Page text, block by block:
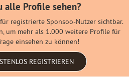
alle Profile sehen?
registrierte Sponsoo-Nutzer sichtbar.
um mehr als 1.000 weitere Profile für
einsehen zu können!
REGISTRIEREN